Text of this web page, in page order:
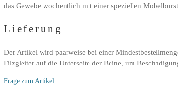
das Gewebe wochentlich mit einer speziellen
Lieferung
Der Artikel wird paarweise bei einer
Filzgleiter auf die Unterseite der Beine, um
Frage zum Artikel